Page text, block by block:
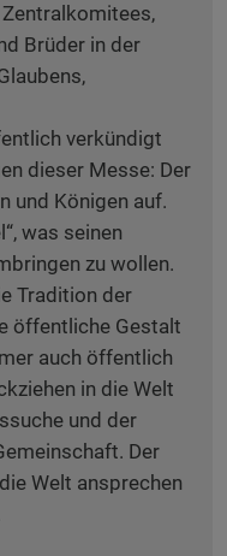
Brüder in der
verkündigt
dieser Messe: Der
und Königen auf.
was seinen
zu wollen.
Tradition der
öffentliche Gestalt
auch öffentlich
in die Welt
und der
Der
Welt ansprechen